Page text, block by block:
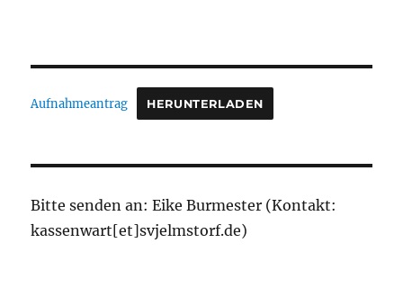
Aufnahmeantrag HERUNTERLADEN
Bitte senden an: Eike Burmester (Kontakt:
kassenwart[et]svjelmstorf.de)